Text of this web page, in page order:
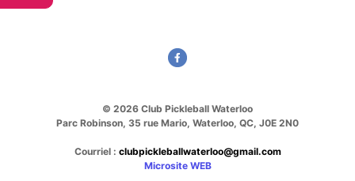
© 2026 Club Pickleball Waterloo
Parc Robinson, 35 rue Mario, Waterloo, QC, J0E 2N0
Courriel : clubpickleballwaterloo@gmail.com
Microsite WEB